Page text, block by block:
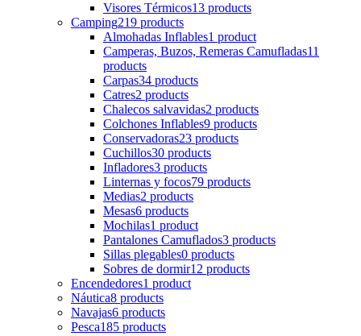
Visores Térmicos13 products
Camping219 products
Almohadas Inflables1 product
Camperas, Buzos, Remeras Camufladas11
products
Carpas34 products
Catres2 products
Chalecos salvavidas2 products
Colchones Inflables9 products
Conservadoras23 products
Cuchillos30 products
Infladores3 products
Linternas y focos79 products
Medias2 products
Mesas6 products
Mochilas1 product
Pantalones Camuflados3 products
Sillas plegables0 products
Sobres de dormir12 products
Encendedores1 product
Náutica8 products
Navajas6 products
Pesca185 products